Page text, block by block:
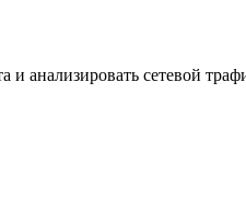
анализировать сетевой